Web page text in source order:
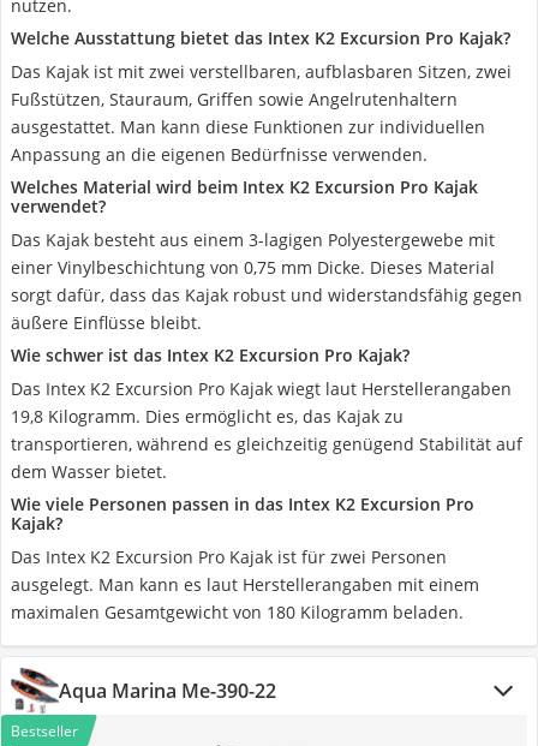
nutzen.
Welche Ausstattung bietet das Intex K2 Excursion Pro Kajak?
Das Kajak ist mit zwei verstellbaren, aufblasbaren Sitzen, zwei
Fußstützen, Stauraum, Griffen sowie Angelrutenhaltern
ausgestattet. Man kann diese Funktionen zur individuellen
Anpassung an die eigenen Bedürfnisse verwenden.
Welches Material wird beim Intex K2 Excursion Pro Kajak
verwendet?
Das Kajak besteht aus einem 3-lagigen Polyestergewebe mit
einer Vinylbeschichtung von 0,75 mm Dicke. Dieses Material
sorgt dafür, dass das Kajak robust und widerstandsfähig gegen
äußere Einflüsse bleibt.
Wie schwer ist das Intex K2 Excursion Pro Kajak?
Das Intex K2 Excursion Pro Kajak wiegt laut Herstellerangaben
19,8 Kilogramm. Dies ermöglicht es, das Kajak zu
transportieren, während es gleichzeitig genügend Stabilität auf
dem Wasser bietet.
Wie viele Personen passen in das Intex K2 Excursion Pro
Kajak?
Das Intex K2 Excursion Pro Kajak ist für zwei Personen
ausgelegt. Man kann es laut Herstellerangaben mit einem
maximalen Gesamtgewicht von 180 Kilogramm beladen.
Aqua Marina Me-390-22
Bestseller